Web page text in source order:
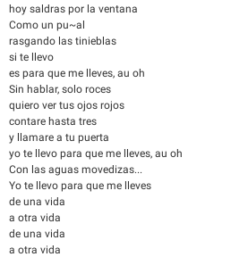
hoy saldras por la ventana
Como un pu~al
rasgando las tinieblas
si te llevo
es para que me lleves, au oh
Sin hablar, solo roces
quiero ver tus ojos rojos
contare hasta tres
y llamare a tu puerta
yo te llevo para que me lleves, au oh
Con las aguas movedizas...
Yo te llevo para que me lleves
de una vida
a otra vida
de una vida
a otra vida